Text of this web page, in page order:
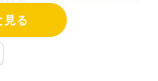
見る